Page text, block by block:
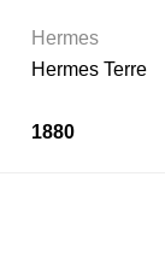
Hermes
Hermes Terre
1880